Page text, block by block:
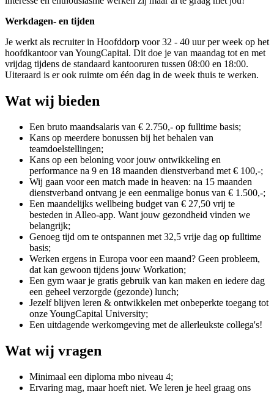
Werkdagen- en tijden
Je werkt als recruiter in Hoofddorp voor 32 - 40 uur per week op het
hoofdkantoor van YoungCapital. Dit doe je van maandag tot en met
vrijdag tijdens de standaard kantooruren tussen 08:00 en 18:00.
Uiteraard is er ook ruimte om één dag in de week thuis te werken.
Wat wij bieden
Een bruto maandsalaris van € 2.750,- op fulltime basis;
Kans op meerdere bonussen bij het behalen van
teamdoelstellingen;
​Kans op een beloning voor jouw ontwikkeling en
performance na 9 en 18 maanden dienstverband met € 100,-;
Wij gaan voor een match made in heaven: na 15 maanden
dienstverband ontvang je een eenmalige bonus van € 1.500,-;
Een maandelijks wellbeing budget van € 27,50 vrij te
besteden in Alleo-app. Want jouw gezondheid vinden we
belangrijk;
Genoeg tijd om te ontspannen met 32,5 vrije dag op fulltime
basis;
Werken ergens in Europa voor een maand? Geen probleem,
dat kan gewoon tijdens jouw Workation;
Een gym waar je gratis gebruik van kan maken en iedere dag
een geheel verzorgde (gezonde) lunch;
Jezelf blijven leren & ontwikkelen met onbeperkte toegang tot
onze YoungCapital University;
Een uitdagende werkomgeving met de allerleukste collega's!
Wat wij vragen
Minimaal een diploma mbo niveau 4;
Ervaring mag, maar hoeft niet. We leren je heel graag ons